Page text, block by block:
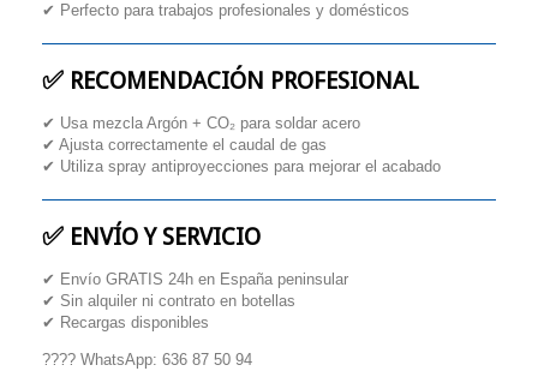
✔ Perfecto para trabajos profesionales y domésticos
✅ RECOMENDACIÓN PROFESIONAL
✔ Usa mezcla Argón + CO₂ para soldar acero
✔ Ajusta correctamente el caudal de gas
✔ Utiliza spray antiproyecciones para mejorar el acabado
✅ ENVÍO Y SERVICIO
✔ Envío GRATIS 24h en España peninsular
✔ Sin alquiler ni contrato en botellas
✔ Recargas disponibles
???? WhatsApp: 636 87 50 94